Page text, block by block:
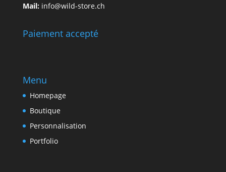
Mail:info@wild-store.ch
Paiement accepté
Menu
Homepage
Boutique
Personnalisation
Portfolio